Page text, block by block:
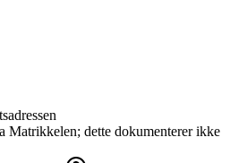
Matrikkelen; dette dokumenterer ikke